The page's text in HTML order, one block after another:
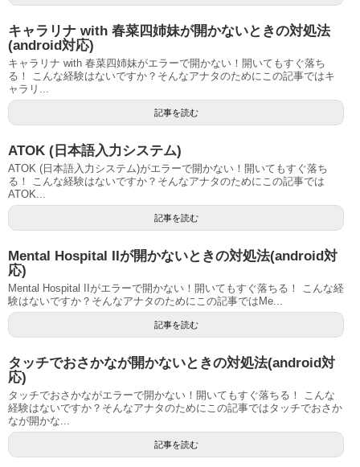
キャラリナ with 春菜四姉妹が開かないときの対処法
(android対応)
キャラリナ with 春菜四姉妹がエラーで開かない！開いてもすぐ落ち
る！ こんな経験はないですか？そんなアナタのためにこの記事ではキ
ャラリ...
記事を読む
ATOK (日本語入力システム)
ATOK (日本語入力システム)がエラーで開かない！開いてもすぐ落ち
る！ こんな経験はないですか？そんなアナタのためにこの記事では
ATOK...
記事を読む
Mental Hospital IIが開かないときの対処法(android対
応)
Mental Hospital IIがエラーで開かない！開いてもすぐ落ちる！ こんな経
験はないですか？そんなアナタのためにこの記事ではMe...
記事を読む
タッチでおさかなが開かないときの対処法(android対
応)
タッチでおさかながエラーで開かない！開いてもすぐ落ちる！ こんな
経験はないですか？そんなアナタのためにこの記事ではタッチでおさか
なが開かな...
記事を読む